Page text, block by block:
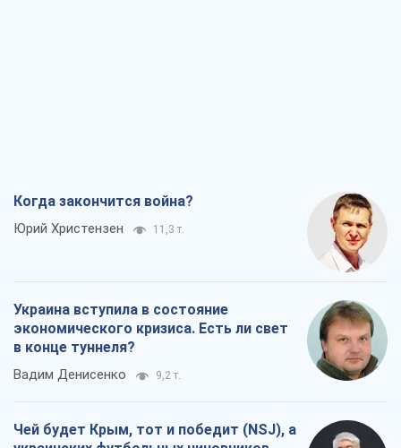
Когда закончится война?
Юрий Христензен 11,3 т.
Украина вступила в состояние
экономического кризиса. Есть ли свет
в конце туннеля?
Вадим Денисенко 9,2 т.
Чей будет Крым, тот и победит (NSJ), а